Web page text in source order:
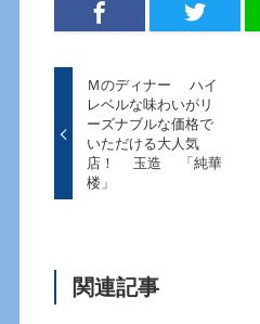
Ｍのディナー ハイ
レベルな味わいがリ
ーズナブルな価格で
いただける大人気
店！ 玉造 「純華
楼」
関連記事